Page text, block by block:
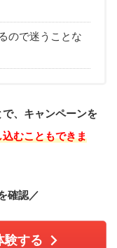
ので迷うことな
、キャンペーンを
むこともできま
確認／
験する